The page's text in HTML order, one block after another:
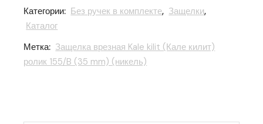
Категории: Без ручек в комплекте, Защелки,
Каталог
Метка: Защелка врезная Kale kilit (Кале килит)
ролик 155/B (35 mm) (никель)